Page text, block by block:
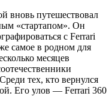
вновь путешествовал
«стартапом». Он
с Ferrari
самое в родном для
месяцев
тех, кто вернулся
Его улов — Ferrari 360